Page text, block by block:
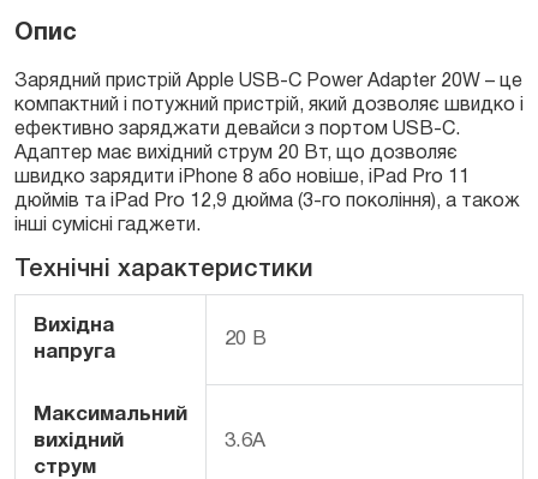
C
20W
(A2347)
quantity
Опис
Зарядний пристрій Apple USB-C Power Adapter 20W – це
компактний і потужний пристрій, який дозволяє швидко і
ефективно заряджати девайси з портом USB-C.
Адаптер має вихідний струм 20 Вт, що дозволяє
швидко зарядити iPhone 8 або новіше, iPad Pro 11
дюймів та iPad Pro 12,9 дюйма (3-го покоління), а також
інші сумісні гаджети.
Технічні характеристики
Вихідна
напруга
20 В
Максимальний
вихідний
струм
3.6А